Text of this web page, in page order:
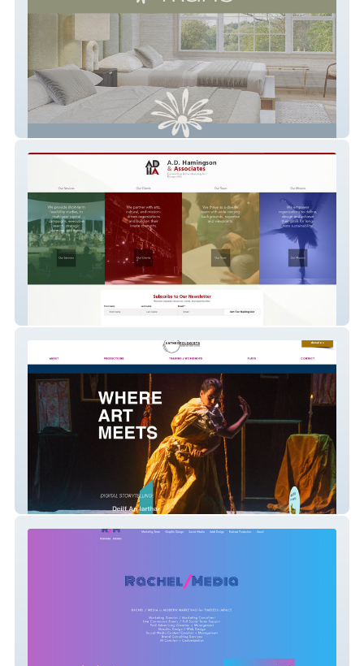
themsolvang hotel
theanthropologists